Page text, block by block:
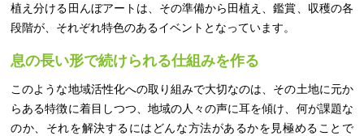
植え分ける田んぼアートは、その準備から田植え、鑑賞、収穫の各
段階が、それぞれ特色のあるイベントとなっています。
息の長い形で続けられる仕組みを作る
このような地域活性化への取り組みで大切なのは、その土地に元か
らある特徴に着目しつつ、地域の人々の声に耳を傾け、何が課題な
のか、それを解決するにはどんな方法があるかを見極めることで